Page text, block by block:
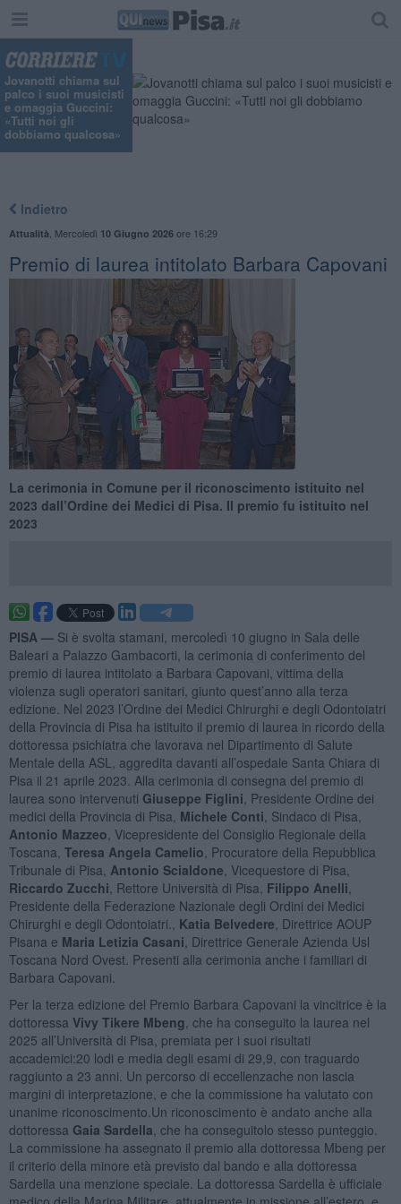
Jovanotti chiama sul
palco i suoi musicisti
e omaggia Guccini:
«Tutti noi gli
dobbiamo qualcosa»
Indietro
Attualità Mercoledì 10 Giugno 2026ore 16:29
Premio di laurea intitolato Barbara Capovani
La cerimonia in Comune per il riconoscimento istituito nel
2023 dall’Ordine dei Medici di Pisa. Il premio fu istituito nel
2023
PISA — Si è svolta stamani, mercoledì 10 giugno in Sala delle
Baleari a Palazzo Gambacorti, la cerimonia di conferimento del
premio di laurea intitolato a Barbara Capovani, vittima della
violenza sugli operatori sanitari, giunto quest’anno alla terza
edizione. Nel 2023 l’Ordine dei Medici Chirurghi e degli Odontoiatri
della Provincia di Pisa ha istituito il premio di laurea in ricordo della
dottoressa psichiatra che lavorava nel Dipartimento di Salute
Mentale della ASL, aggredita davanti all’ospedale Santa Chiara di
Pisa il 21 aprile 2023. Alla cerimonia di consegna del premio di
laurea sono intervenuti Giuseppe Figlini , Presidente Ordine dei
medici della Provincia di Pisa, Michele Conti , Sindaco di Pisa,
Antonio Mazzeo , Vicepresidente del Consiglio Regionale della
Toscana, Teresa Angela Camelio , Procuratore della Repubblica
Tribunale di Pisa, Antonio Scialdone , Vicequestore di Pisa,
Riccardo Zucchi , Rettore Università di Pisa, Filippo Anelli
Presidente della Federazione Nazionale degli Ordini dei Medici
Chirurghi e degli Odontoiatri., Katia Belvedere , Direttrice AOUP
Pisana e Maria Letizia Casani , Direttrice Generale Azienda Usl
Toscana Nord Ovest. Presenti alla cerimonia anche i familiari di
Barbara Capovani.
Per la terza edizione del Premio Barbara Capovani la vincitrice è la
dottoressa Vivy Tikere Mbeng , che ha conseguito la laurea nel
2025 all’Università di Pisa, premiata per i suoi risultati
accademici:20 lodi e media degli esami di 29,9, con traguardo
raggiunto a 23 anni. Un percorso di eccellenzache non lascia
margini di interpretazione, e che la commissione ha valutato con
unanime riconoscimento.Un riconoscimento è andato anche alla
dottoressa Gaia Sardella , che ha conseguitolo stesso punteggio.
La commissione ha assegnato il premio alla dottoressa Mbeng per
il criterio della minore età previsto dal bando e alla dottoressa
Sardella una menzione speciale. La dottoressa Sardella è ufficiale